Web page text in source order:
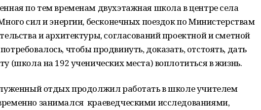
по тем временам двухэтажная школа в центре села
сил и энергии, бесконечных поездок по Министерствам
и архитектуры, согласований проектной и сметной
чтобы продвинуть, доказать, отстоять, дать
(школа на 192 ученических места) воплотиться в жизнь.
отдых продолжил работать в школе учителем
занимался краеведческими исследованиями,